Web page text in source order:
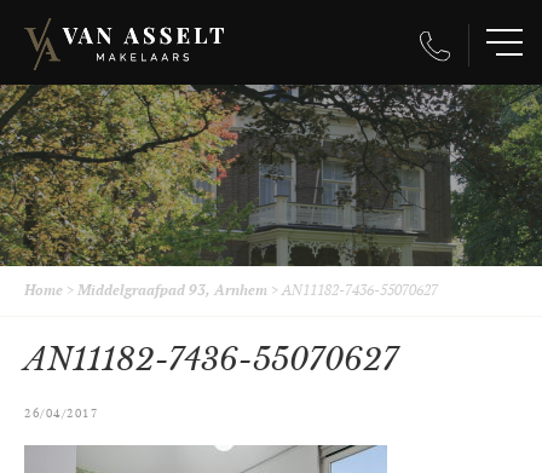
Home > Middelgraafpad 93, Arnhem >AN11182-7436-55070627
AN11182-7436-55070627
26/04/2017